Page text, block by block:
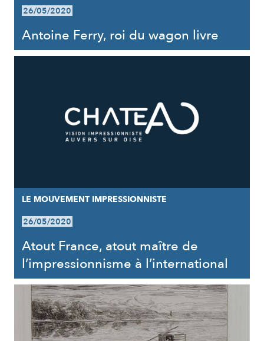
26/05/2020
Antoine Ferry, roi du wagon livre
LE MOUVEMENT IMPRESSIONNISTE
26/05/2020
Atout France, atout maître de
l’impressionnisme à l’international